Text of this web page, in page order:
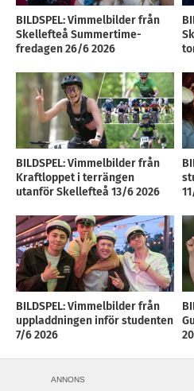
BILDSPEL: Vimmelbilder från
Skellefteå Summertime-
fredagen 26/6 2026
BILDSPEL: Vimmelbilder från
Kraftloppet i terrängen
utanför Skellefteå 13/6 2026
BILDSPEL: Vimmelbilder från
uppladdningen inför studenten
7/6 2026
ANNONS